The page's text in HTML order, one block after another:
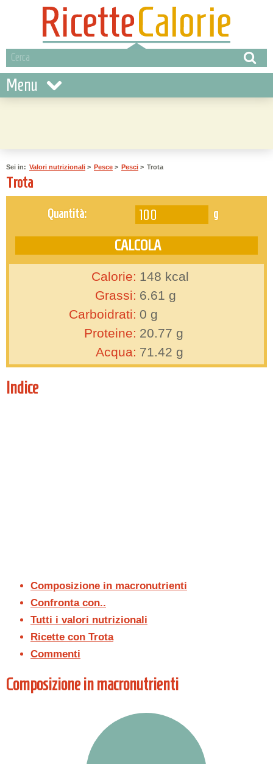
Menu
Sei in: Valori nutrizionali > Pesce > Pesci > Trota
Trota
Quantità: g
Calorie: 148 kcal
Grassi: 6.61 g
Carboidrati: 0 g
Proteine: 20.77 g
Acqua: 71.42 g
Indice
Composizione in macronutrienti
Confronta con..
Tutti i valori nutrizionali
Ricette con Trota
Commenti
Composizione in macronutrienti